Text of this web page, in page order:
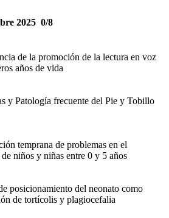
2025 0/8
de la promoción de la lectura en voz
años de vida
y Patología frecuente del Pie y Tobillo
temprana de problemas en el
niños y niñas entre 0 y 5 años
posicionamiento del neonato como
de tortícolis y plagiocefalia